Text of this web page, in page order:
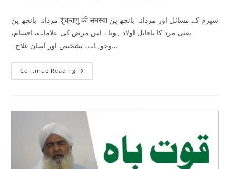
مردانہ بانچھ پن शुक्राणु की समस्या سپرم کے مسائل اور مردانہ بانچھ پن
یعنی مرد کا ناقابل اولاد ہونا ، اس مرض کی علامات، اقسام،
وجوہات، تشخیص اور آسان علاج۔…
Continue Reading مردانہ
بانچھ